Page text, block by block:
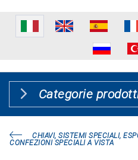
Categorie
CHIAVI, SISTEMI SPECIALI,
CONFEZIONI SPECIALI A VISTA